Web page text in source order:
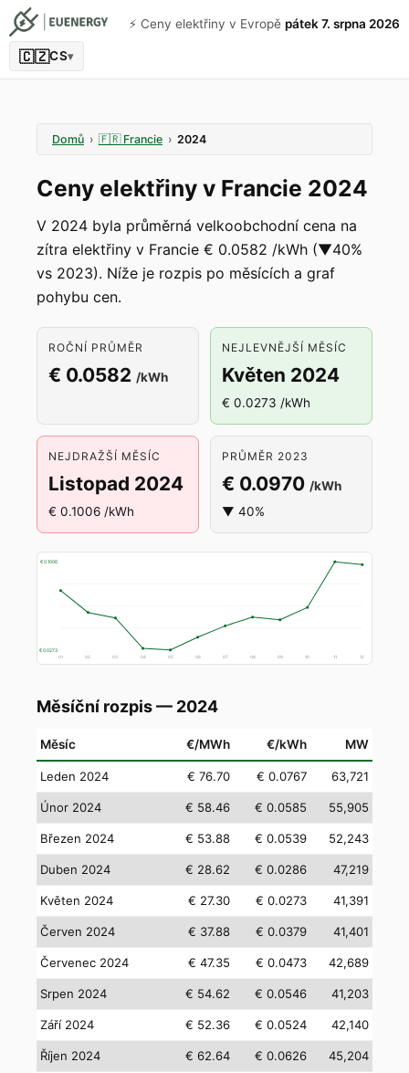
⚡️ Ceny elektřiny v Evropě pátek 7. srpna 2026
🇨🇿CS▾
Domů › 🇫🇷 Francie › 2024
Ceny elektřiny v Francie 2024
V 2024 byla průměrná velkoobchodní cena na
zítra elektřiny v Francie € 0.0582 /kWh (▼40%
vs 2023). Níže je rozpis po měsících a graf
pohybu cen.
ROČNÍ PRŮMĚR
€ 0.0582 /kWh
NEJLEVNĚJŠÍ MĚSÍC
Květen 2024
€ 0.0273 /kWh
NEJDRAŽŠÍ MĚSÍC
Listopad 2024
€ 0.1006 /kWh
PRŮMĚR 2023
€ 0.0970 /kWh
▼ 40%
€ 0.1006
€ 0.0273
01 02 03 04 05 06 07 08 09 10 11 12
Měsíční rozpis — 2024
Měsíc €/MWh €/kWh MW
Leden 2024 € 76.70 € 0.0767 63,721
Únor 2024 € 58.46 € 0.0585 55,905
Březen 2024 € 53.88 € 0.0539 52,243
Duben 2024 € 28.62 € 0.0286 47,219
Květen 2024 € 27.30 € 0.0273 41,391
Červen 2024 € 37.88 € 0.0379 41,401
Červenec 2024 € 47.35 € 0.0473 42,689
Srpen 2024 € 54.62 € 0.0546 41,203
Září 2024 € 52.36 € 0.0524 42,140
Říjen 2024 € 62.64 € 0.0626 45,204